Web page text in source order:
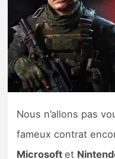
Tests de jeux
Tests
Autres tests
Previews
Nous n’allons pas
fameux contrat
Microsoftet